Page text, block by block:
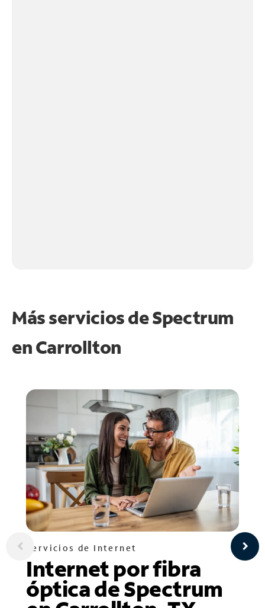
Más servicios de Spectrum
enCarrollton
Servicios de Internet
Internet por fibra
óptica de Spectrum